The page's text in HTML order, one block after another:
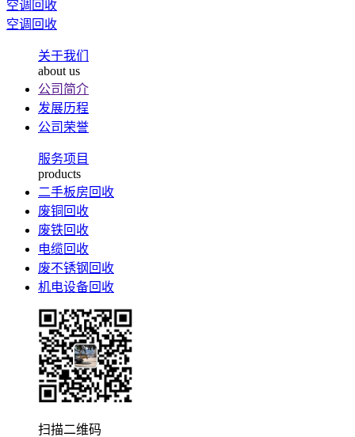
空调回收
空调回收
关于我们
about us
公司简介
发展历程
公司荣誉
服务项目
products
二手板房回收
废铜回收
废铁回收
电缆回收
废不锈钢回收
机电设备回收
扫描二维码